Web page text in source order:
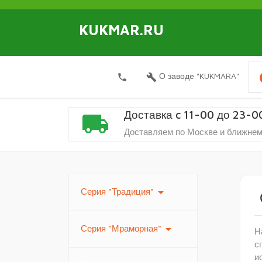
KUKMAR.RU
local_phone build О заводе "KUKMARA"
local_shipping Доставка c 11-00 до 23-
Доставляем по Москве и
Серия "Традиция" arrow_drop_down
Серия "Мраморная" arrow_drop_down